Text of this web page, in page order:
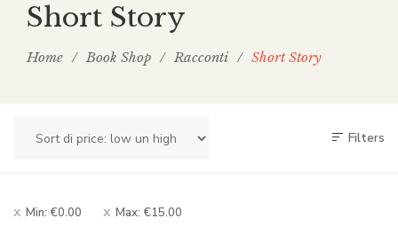
Short Story
Home / Book Shop / Racconti / Short Story
Filters
Min: €0.00 Max: €15.00